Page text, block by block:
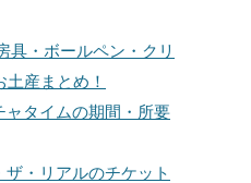
具・ボールペン・クリ
産まとめ！
ャタイムの期間・所要
・リアルのチケット